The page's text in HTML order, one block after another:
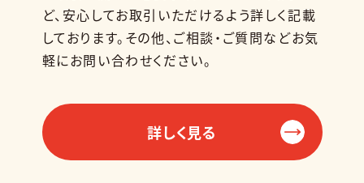
ど、安心してお取引いただけるよう詳しく記載
しております。その他、ご相談・ご質問などお気
軽にお問い合わせください。
詳しく見る